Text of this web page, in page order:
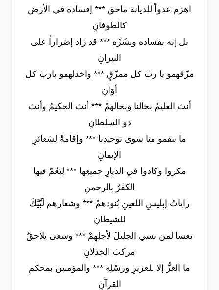
اهزم عدواً للديانة ماحق *** إفساده في الأرض
كالطوفانِ
بل إنه بفساده وبِشَرِّه *** قد زاد إضراراً على
النيرانِ
مزّقهمو يا ربّ كل ممزّقٍ *** واخذلهمو ياربّ كل
أوَانِ
أنتَ العليمُ بحالنا وبحالهمْ *** أنتَ الحكيمُ وأنتَ
ذو السلطانِ
ما ينقمو منا سوى توحيدِنا *** وإقامةً لِشعائرِ
الإيمانِ
مكروا وكادوا في الديارِ جميعِها *** لِيَعُمّ فيها
الكفرُ بالرحمنِ
راياتُ إبليسِ اللعينِ بُنودهمْ *** وشعارهم لَبَّيْكَ
للشيطانِ
تعسا لمن نسي الجليلَ لأجلِهِمْ *** وسعى يلاحقُ
مركبَ الخذلانِ
ما العزُّ إلا للعزيزِ ورسْلِهِ *** والمؤمنين بمحكمِ
القرآنِ